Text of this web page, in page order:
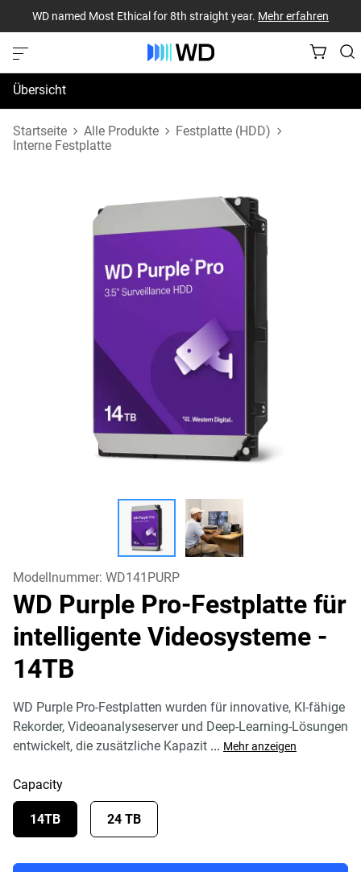
WD named Most Ethical for 8th straight year. Mehr erfahren
Übersicht
Technische Daten
Startseite Alle Produkte
Festplatte (HDD)
Interne Festplatte
Modellnummer: WD141PURP
WD Purple Pro-Festplatte für
intelligente Videosysteme -
14TB
WD Purple Pro-Festplatten wurden für innovative, KI-fähige
Rekorder, Videoanalyseserver und Deep-Learning-Lösungen
entwickelt, die zusätzliche Kapazit ... Mehr anzeigen
Capacity
14TB 24 TB